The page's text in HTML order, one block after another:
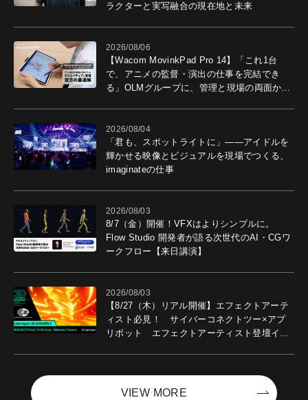
ラクターと実写融合の現在地と未来
2026/08/06
【Wacom MovinkPad Pro 14】「これ1台
で、アニメの監督・演出の仕事を完結でき
る」OLMグループに、管理と現場の両面から
2026/08/04
「君も、スポットライトに」――アイドルを
輝かせる映像とビジュアルを現場でつくる、
imaginateの仕事
2026/08/03
8/7（金）開催！VFXはよりシンプルに。
Flow Studio 開発者が語る次世代のAI・CGワ
ークフロー【来日講演】
2026/08/03
【8/27（木）リアル開催】エフェクトアーテ
ィスト必見！ サイバーコネクトツー×アプ
リボット エフェクトアーティスト登壇イベ
VIEW MORE